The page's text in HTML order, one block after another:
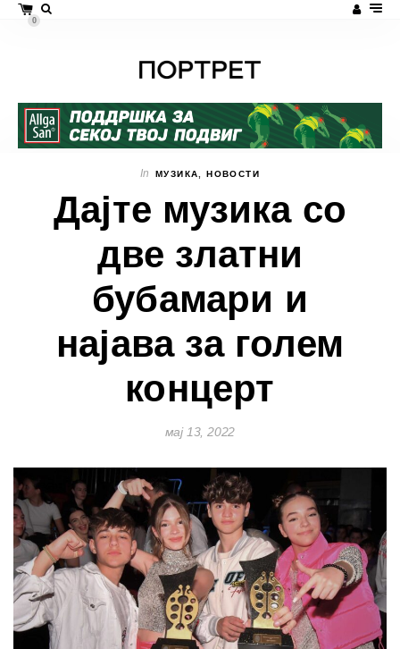
0
In МУЗИКА ,НОВОСТИ
Дајте музика со
две златни
бубамари и
најава за голем
концерт
мај 13, 2022